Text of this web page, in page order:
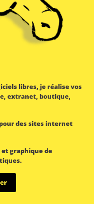
libres, je réalise vos
extranet, boutique,
des sites internet
graphique de